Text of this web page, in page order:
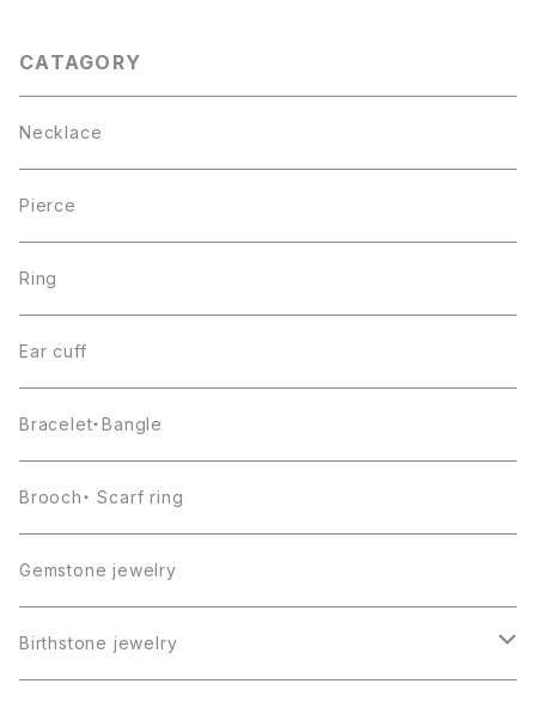
CATAGORY
Necklace
Pierce
Ring
Ear cuff
Bracelet・Bangle
Brooch・ Scarf ring
Gemstone jewelry
Birthstone jewelry